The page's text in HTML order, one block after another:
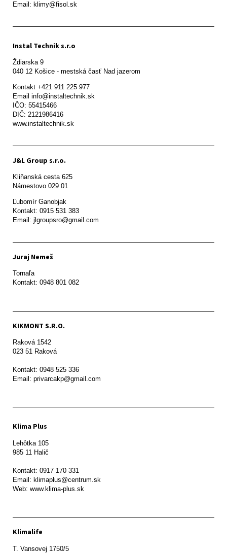
Email: klimy@fisol.sk
Instal Technik s.r.o
Ždiarska 9
Kontakt +421 911 225 977
Email info@instaltechnik.sk
IČO: 55415466
DIČ: 2121986416
www.instaltechnik.sk
J&L Group s.r.o.
Kliňanská cesta 625
Námestovo 029 01
Ľubomír Ganobjak
Kontakt: 0915 531 383
Email: jlgroupsro@gmail.com
Juraj Nemeš
Tornaľa
Kontakt: 0948 801 082
KIKMONT S.R.O.
Raková 1542
023 51 Raková
Kontakt: 0948 525 336
Email: privarcakp@gmail.com
Klima Plus
Lehôtka 105
985 11 Halič
Kontakt: 0917 170 331
Email: klimaplus@centrum.sk
Klimalife
T. Vansovej 1750/5